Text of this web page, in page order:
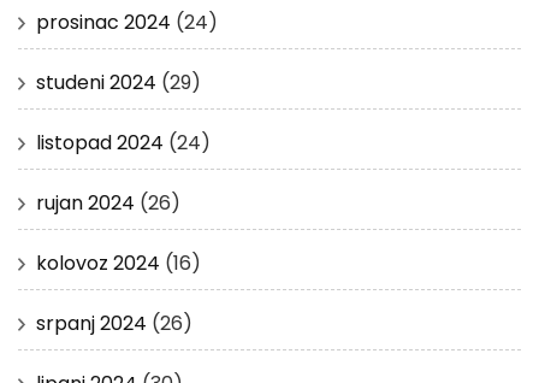
prosinac 2024 (24)
studeni 2024 (29)
listopad 2024 (24)
rujan 2024 (26)
kolovoz 2024 (16)
srpanj 2024 (26)